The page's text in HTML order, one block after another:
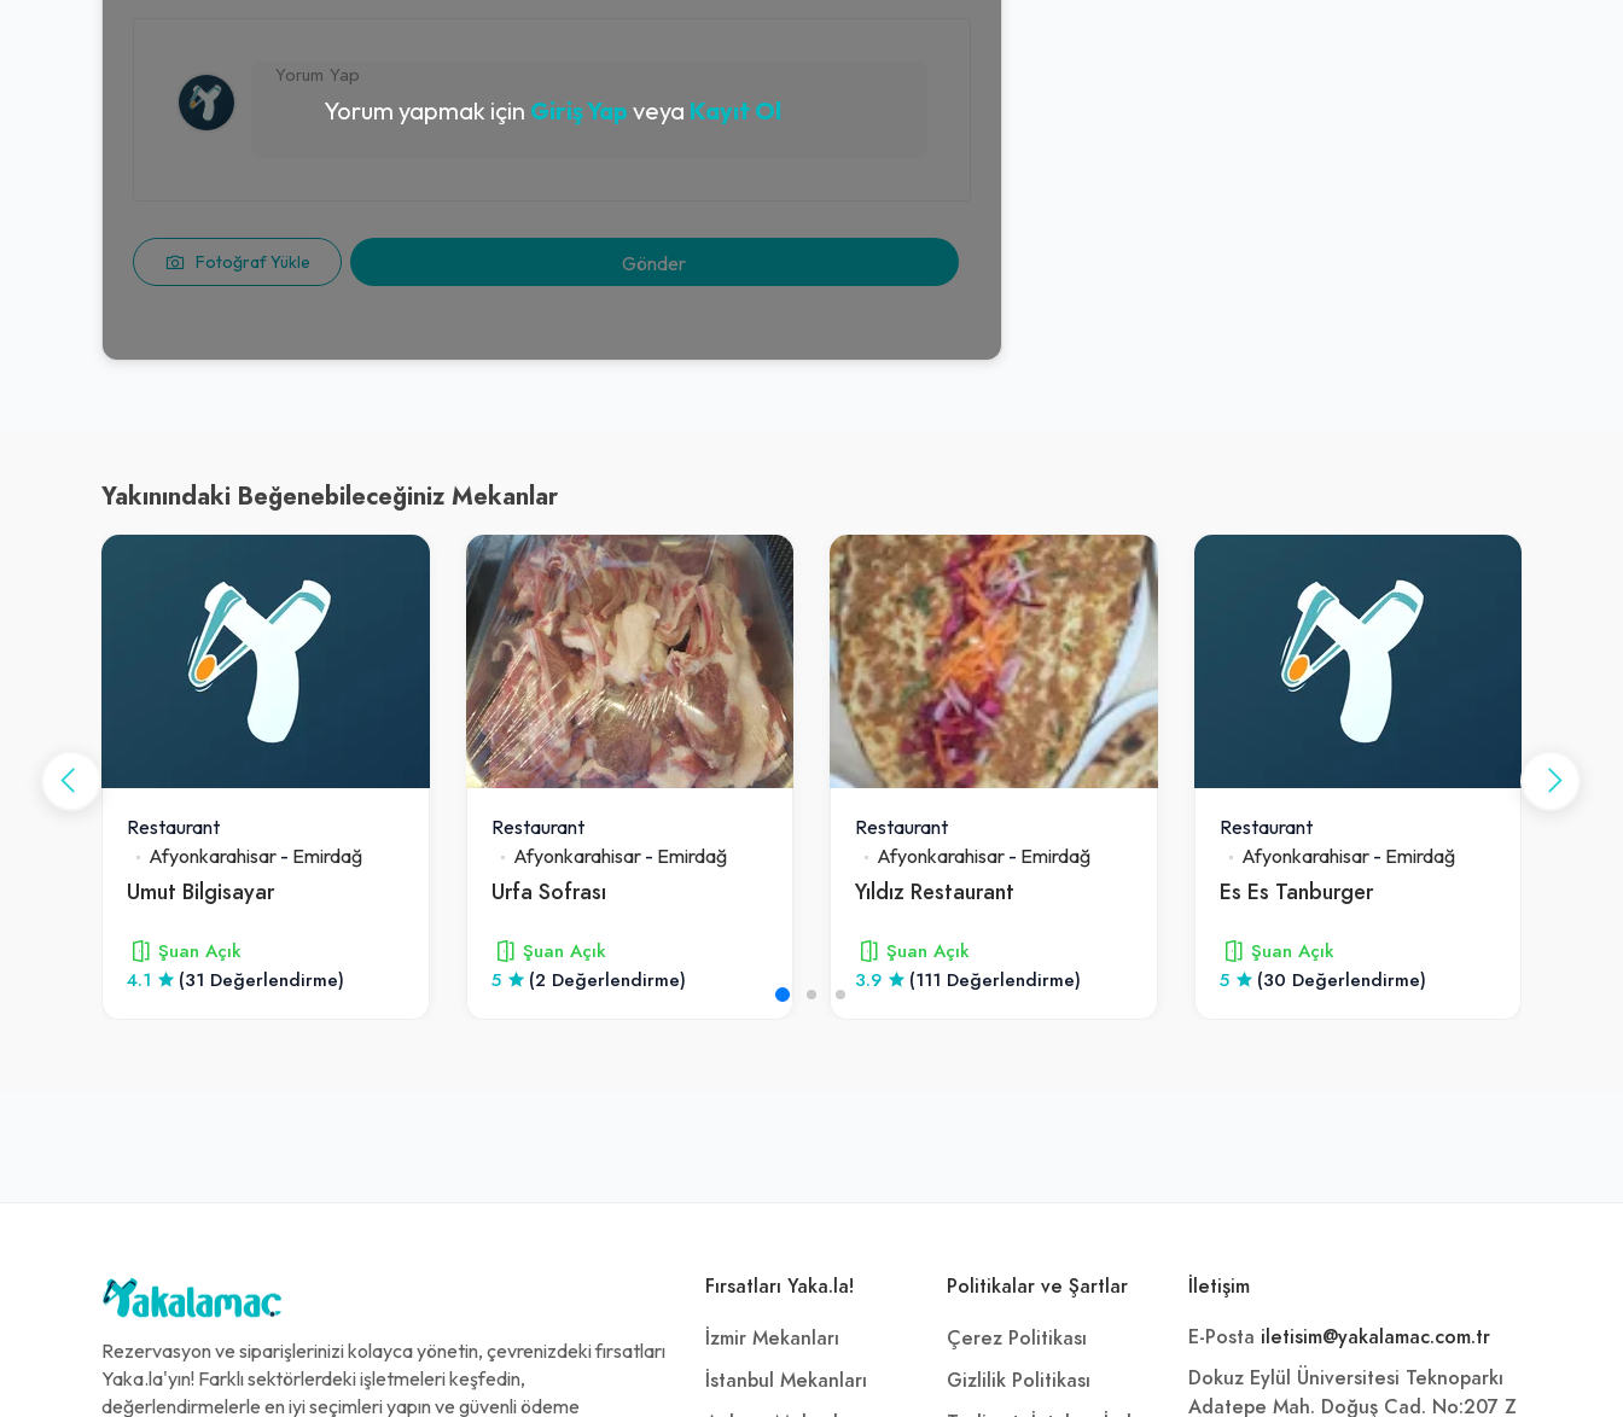
Fotoğraf Yükle
Yorum yapmak için Giriş Yap veya Kayıt Ol
Yakınındaki Beğenebileceğiniz Mekanlar
Restaurant
Afyonkarahisar - Emirdağ
Umut Bilgisayar
Şuan Açık
4.1
(31 Değerlendirme)
Restaurant
Afyonkarahisar- Emirdağ
Urfa Sofrası
Şuan Açık
5
(2 Değerlendirme)
Restaurant
Afyonkarahisar - Emirdağ
Yıldız Restaurant
Şuan Açık
3.9
(111 Değerlendirme)
Restaurant
Afyonkarahisar- Emirdağ
Es Es Tanburger
Şuan Açık
5
(30 Değerlendirme)
Rezervasyon ve siparişlerinizi kolayca yönetin, çevrenizdeki fırsatları
Yaka.la'yın! Farklı sektörlerdeki işletmeleri keşfedin,
değerlendirmelerle en iyi seçimleri yapın ve güvenli ödeme
Fırsatları Yaka.la!
İzmir Mekanları
İstanbul Mekanları
Politikalar ve Şartlar
Çerez Politikası
Gizlilik Politikası
İletişim
E-Posta iletisim@yakalamac.com.tr
Dokuz Eylül Üniversitesi Teknoparkı
Adatepe Mah. Doğuş Cad. No:207 Z